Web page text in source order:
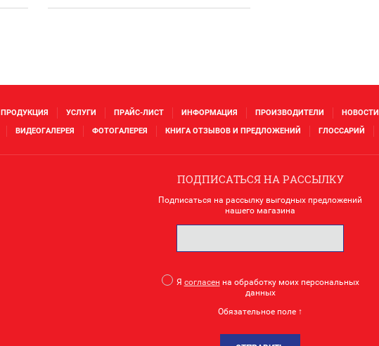
ПРОДУКЦИЯ УСЛУГИ ПРАЙС-ЛИСТ ИНФОРМАЦИЯ ПРОИЗВОДИТЕЛИ НОВОСТИ
ВИДЕОГАЛЕРЕЯ
ФОТОГАЛЕРЕЯ КНИГА ОТЗЫВОВ И ПРЕДЛОЖЕНИЙ ГЛОССАРИЙ
ПОДПИСАТЬСЯ НА РАССЫЛКУ
Подписаться на рассылку выгодных предложений
нашего магазина
Я согласен на обработку моих персональных
данных
Обязательное поле ↑